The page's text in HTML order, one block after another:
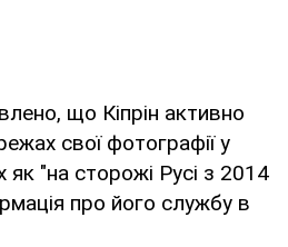
що Кіпрін активно
свої фотографії у
як "на сторожі Русі з 2014
про його службу в